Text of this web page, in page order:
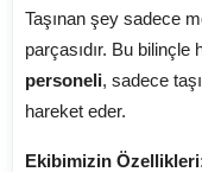
Taşınan şey sadece
parçasıdır. Bu bilinçle
personeli, sadece
hareket eder.
Ekibimizin